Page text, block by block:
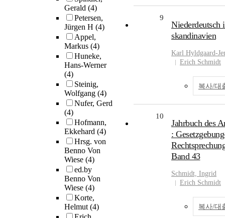
Gerald (4)
Petersen,
Jürgen H (4)
Appel,
Markus (4)
Huneke,
Hans-Werner
(4)
Steinig,
Wolfgang (4)
Nufer, Gerd
(4)
Hofmann,
Ekkehard (4)
Hrsg. von
Benno Von
Wiese (4)
ed.by
Benno Von
Wiese (4)
Korte,
Helmut(4)
9
Niederdeutsch
skandinavien
Karl Hyldgaard-
Erich Schmidt
복사/대
10
Jahrbuch des
:
Band 43
Schmidt, Ingrid
Erich Schmidt
복사/대